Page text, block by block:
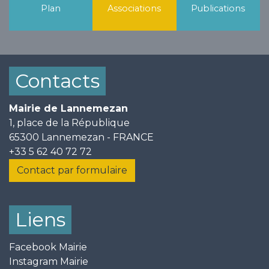
Plan Associations Publications
Contacts
Mairie de Lannemezan
1, place de la République
65300 Lannemezan - FRANCE
+33 5 62 40 72 72
Contact par formulaire
Liens
Facebook Mairie
Instagram Mairie